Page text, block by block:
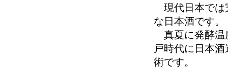
現代日本では
な日本酒です。
真夏に発酵温
戸時代に日本
術です。